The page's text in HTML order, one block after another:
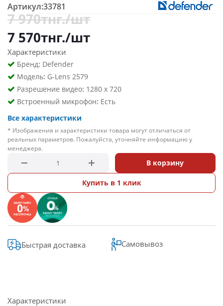
Артикул:33781
7 970тнг./шт
7 570тнг./шт
Характеристики
Бренд: Defender
Модель: G-Lens 2579
Разрешение видео: 1280 x 720
Встроенный микрофон: Есть
Все характеристики
* Изображения и характеристики товара могут отличаться от
реальных параметров. Пожалуйста, уточняйте информацию у
менеджера.
В корзину
Купить в 1 клик
Быстрая доставка Самовывоз
Характеристики